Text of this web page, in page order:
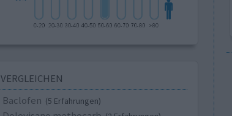
VERGLEICHEN
Baclofen (5 Erfahrungen)